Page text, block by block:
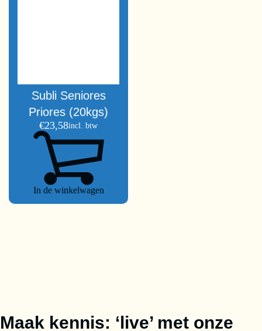
Subli Seniores
Priores (20kgs)
€23,58incl. btw
In de winkelwagen
Maak kennis: ‘live’ met onze